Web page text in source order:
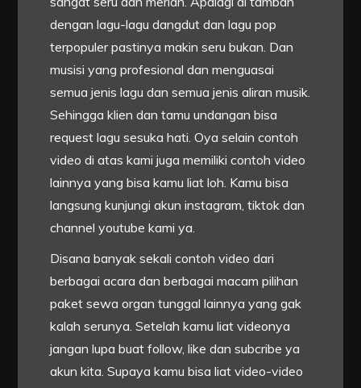
dengan lagu-lagu dangdut dan lagu pop
terpopuler pastinya makin seru bukan. Dan
musisi yang profesional dan menguasai
semua jenis lagu dan semua jenis aliran musik.
Sehingga klien dan tamu undangan bisa
request lagu sesuka hati. Oya selain contoh
video di atas kami juga memiliki contoh video
lainnya yang bisa kamu liat loh. Kamu bisa
langsung kunjungi akun instagram, tiktok dan
channel youtube kami ya.
Disana banyak sekali contoh video dari
berbagai acara dan berbagai macam pilihan
paket sewa organ tunggal lainnya yang gak
kalah serunya. Setelah kamu liat videonya
jangan lupa buat follow, like dan subcribe ya
akun kita. Supaya kamu bisa liat video-video